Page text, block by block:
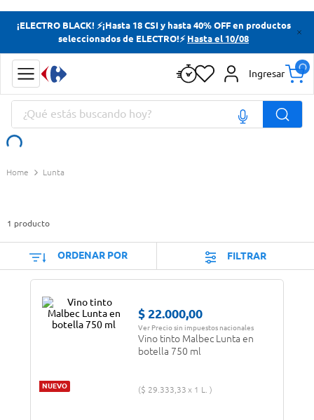
¡ELECTRO BLACK! ⚡¡Hasta 18 CSI y hasta 40% OFF en productos
seleccionados de ELECTRO!⚡ Hasta el 10/08
Ingresar
¿Qué estás buscando hoy?
Lunta
1 producto
ORDENAR POR FILTRAR
NUEVO
$ 22.000,00
Ver Precio sin impuestos nacionales
Vino tinto Malbec Lunta en
botella 750 ml
$ 29.333,33 1 L.
Términos más buscados
Yerba
Doves
Términos más buscados
Cerveza
Doves
Jabon Tocador